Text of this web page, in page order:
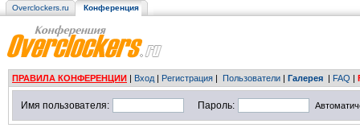
Overclockers.ru Конференция
ПРАВИЛА КОНФЕРЕНЦИИ | Вход | Регистрация | Пользователи | Галерея | FAQ |
Имя пользователя: Пароль: